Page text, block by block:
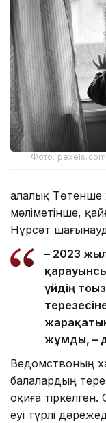
Фото: pexels.com
Қалалық Төтенше
мәліметінше,
Нұрсәт
– 2023
үйдің
жұмды, –
Ведомствоның
балалардың
оқиға
еуі түрлі